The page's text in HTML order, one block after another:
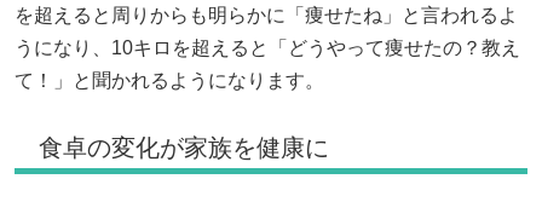
を超えると周りからも明らかに「痩せたね」と言われるよ
うになり、10キロを超えると「どうやって痩せたの？教え
て！」と聞かれるようになります。
食卓の変化が家族を健康に